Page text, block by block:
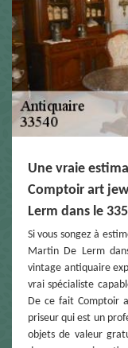
Une vraie
Comptoir art
Lerm dans le
Si vous songez à
Martin De Lerm
vintage antiquaire
vrai spécialiste
De ce fait Comptoir
priseur qui est un
objets de valeur